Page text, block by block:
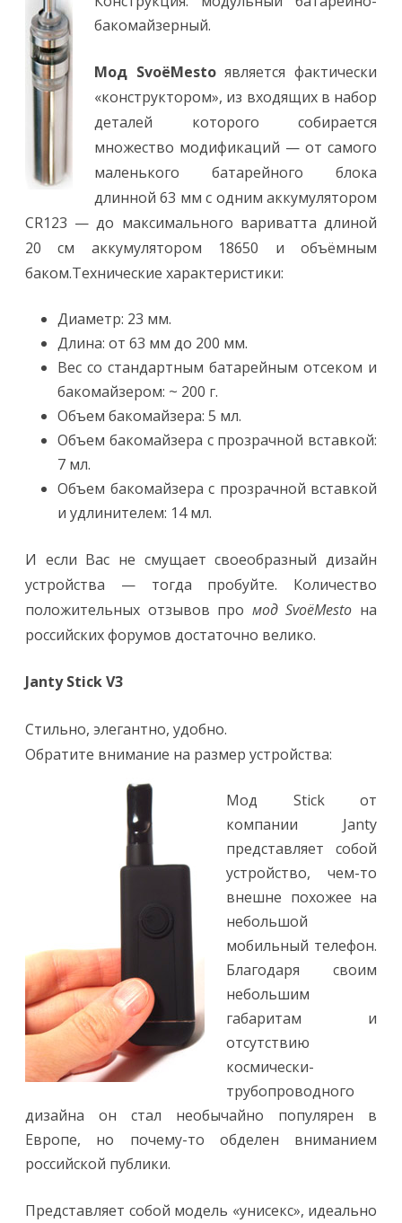
бакомайзерный.
Мод SvoёMestoявляется фактически
«конструктором», из входящих в набор
деталей которого собирается
множество модификаций — от самого
маленького батарейного блока
длинной 63 мм с одним аккумулятором
CR123 — до максимального вариватта длиной
20 см аккумулятором 18650 и объёмным
баком.Технические характеристики:
Диаметр: 23 мм.
Длина: от 63 мм до 200 мм.
Вес со стандартным батарейным отсеком и
бакомайзером: ~ 200 г.
Объем бакомайзера: 5 мл.
Объем бакомайзера с прозрачной вставкой:
7 мл.
Объем бакомайзера с прозрачной вставкой
и удлинителем: 14 мл.
И если Вас не смущает своеобразный дизайн
устройства — тогда пробуйте. Количество
положительных отзывов про мод SvoёMesto на
российских форумов достаточно велико.
Janty Stick V3
Стильно, элегантно, удобно.
Обратите внимание на размер устройства:
Мод Stick от
компании Janty
представляет собой
устройство, чем-то
внешне похожее на
небольшой
мобильный телефон.
Благодаря своим
небольшим
габаритам и
отсутствию
космически-
трубопроводного
дизайна он стал необычайно популярен в
Европе, но почему-то обделен вниманием
российской публики.
Представляет собой модель «унисекс», идеально